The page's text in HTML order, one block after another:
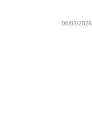
06/03/2026